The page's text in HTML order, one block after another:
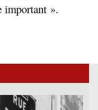
important ».